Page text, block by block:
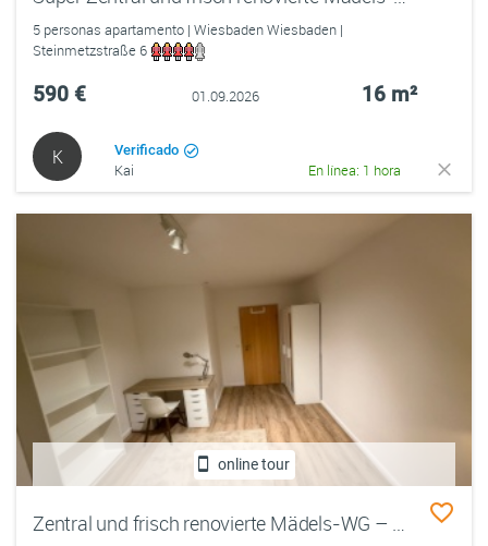
5 personas apartamento | Wiesbaden Wiesbaden |
Steinmetzstraße 6
590 € 01.09.2026 16 m²
K Verificado
Kai En línea: 1 hora
online tour
Zentral und frisch renovierte Mädels-WG – Nähe HSRM / Fresenius